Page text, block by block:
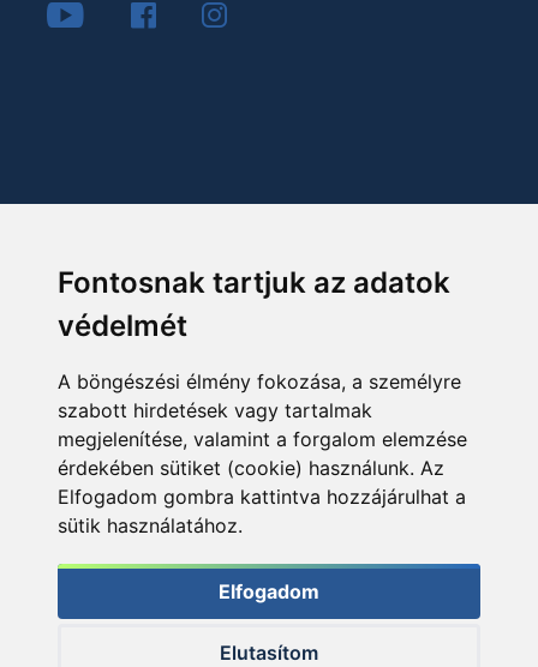
Fontosnak tartjuk az adatok
védelmét
A böngészési élmény fokozása, a személyre
szabott hirdetések vagy tartalmak
megjelenítése, valamint a forgalom elemzése
érdekében sütiket (cookie) használunk. Az
Elfogadom gombra kattintva hozzájárulhat a
sütik használatához.
Elfogadom
Elutasítom